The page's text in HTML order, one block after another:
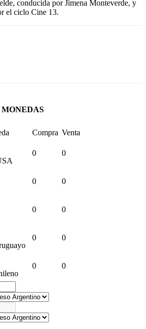
conducida por Jimena Monteverde, y
el ciclo Cine 13.
Compra Venta
0 0
0 0
0 0
0 0
0 0